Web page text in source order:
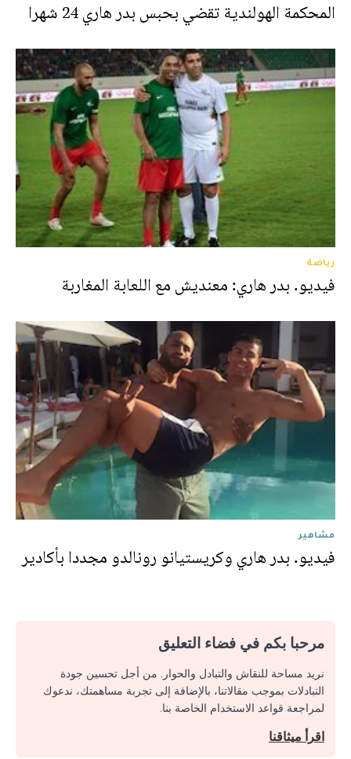
المحكمة الهولندية تقضي بحبس بدر هاري 24 شهرا
رياضة
فيديو. بدر هاري: معنديش مع اللعابة المغاربة
مشاهير
فيديو. بدر هاري وكريستيانو رونالدو مجددا بأكادير
مرحبا بكم في فضاء التعليق
نريد مساحة للنقاش والتبادل والحوار. من أجل تحسين جودة
التبادلات بموجب مقالاتنا، بالإضافة إلى تجربة مساهمتك، ندعوك
لمراجعة قواعد الاستخدام الخاصة بنا.
اقرأ ميثاقنا